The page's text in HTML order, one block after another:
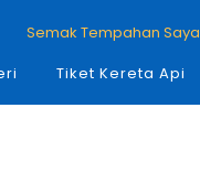
Semak Tempahan Saya
Tiket Kereta Api